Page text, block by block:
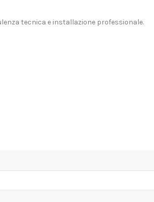
tecnica e installazione professionale.